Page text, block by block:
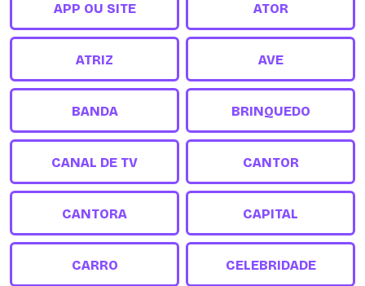
APP OU SITE ATOR
ATRIZ AVE
BANDA BRINQUEDO
CANAL DE TV CANTOR
CANTORA CAPITAL
CARRO CELEBRIDADE